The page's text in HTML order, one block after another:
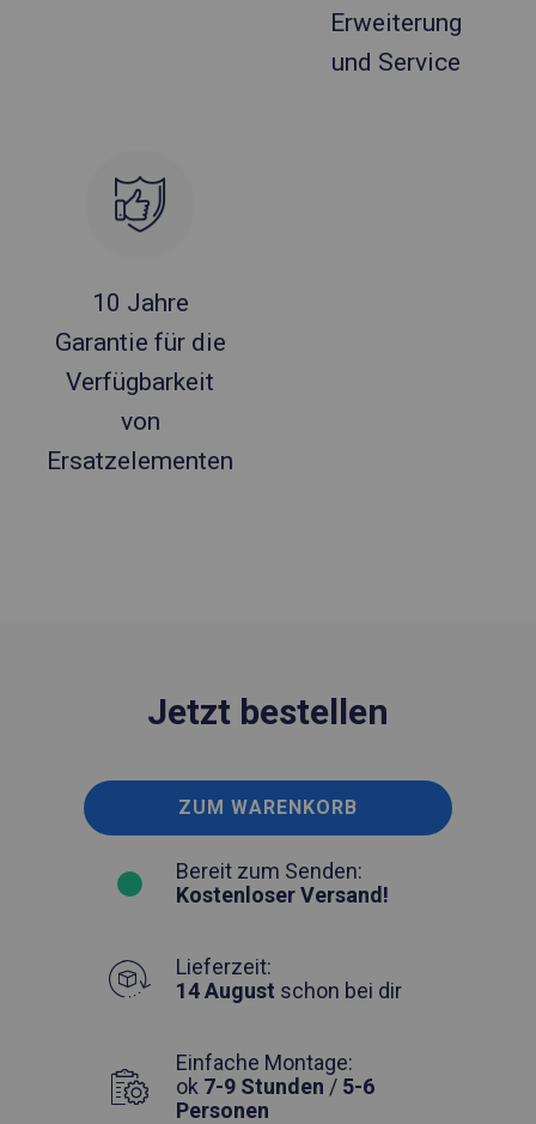
Erweiterung
und Service
10 Jahre
Garantie für die
Verfügbarkeit
von
Ersatzelementen
Jetzt bestellen
ZUM WARENKORB
Bereit zum Senden:
Kostenloser Versand!
Lieferzeit:
14 August schon bei dir
Einfache Montage:
ok 7-9 Stunden / 5-6
Personen